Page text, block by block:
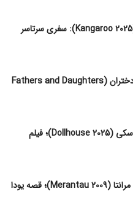
پیشنهاد فیلم کانگورو (Kangaroo 2025): سفری سرتاسر
پیشنهاد فیلم پدران و دختران (Fathers and Daughters
پیشنهاد فیلم خانه عروسکی (Dollhouse 2025)؛ فیلم
پیشنهاد فیلم جنگجوی مرانتا (Merantau 2009)؛ قصه یودا